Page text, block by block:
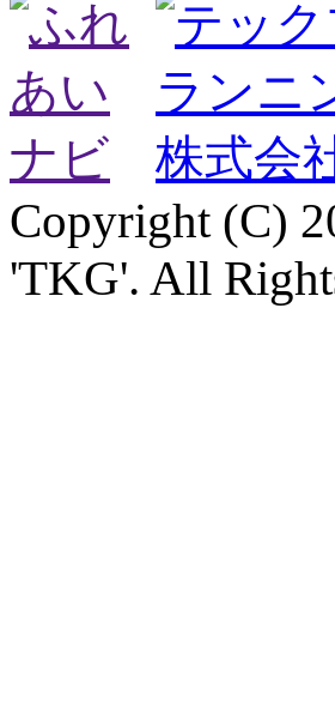
Copyright (C)
'TKG'. All